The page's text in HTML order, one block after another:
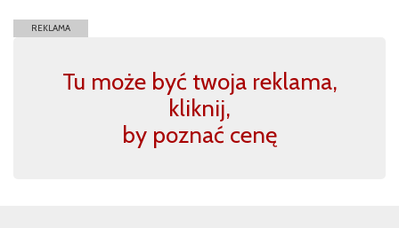
REKLAMA
Tu może być twoja reklama,
kliknij,
by poznać cenę